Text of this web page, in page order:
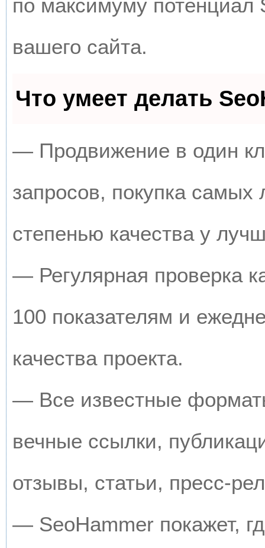
по максимуму потенциал
вашего сайта.
Что умеет делать
— Продвижение в один
запросов, покупка
степенью качества у
— Регулярная проверка
100 показателям и
качества проекта.
— Все известные
вечные ссылки,
отзывы, статьи, пресс-
— SeoHammer покажет,